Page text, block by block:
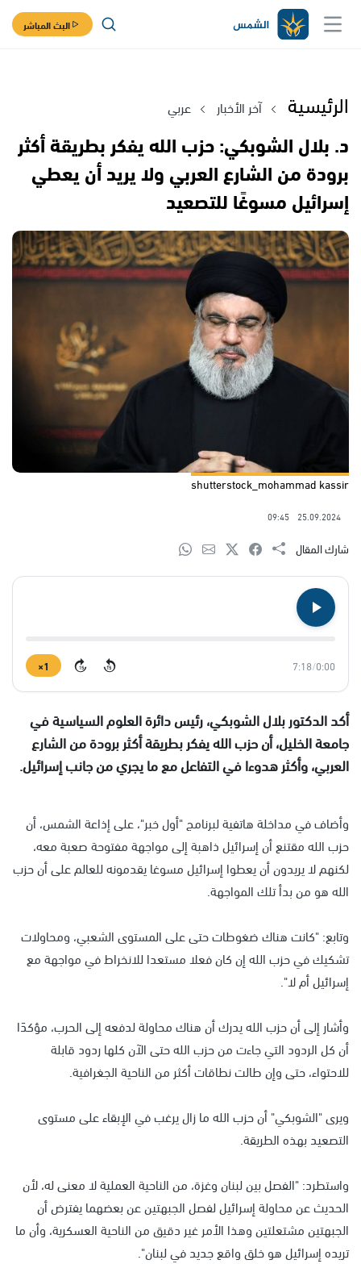
البث المباشر
الرئيسية آخر الأخبار عربي
د. بلال الشوبكي: حزب الله يفكر بطريقة أكثر
برودة من الشارع العربي ولا يريد أن يعطي
إسرائيل مسوغًا للتصعيد
shutterstock_mohammad kassir
25.09.2024
09:45
شارك المقال
0:00
/
7:18
15
15
1×
أكد الدكتور بلال الشوبكي، رئيس دائرة العلوم السياسية في
جامعة الخليل، أن حزب الله يفكر بطريقة أكثر برودة من الشارع
العربي، وأكثر هدوءا في التفاعل مع ما يجري من جانب إسرائيل.
وأضاف في مداخلة هاتفية لبرنامج "أول خبر"، على إذاعة الشمس، أن
حزب الله مقتنع أن إسرائيل ذاهبة إلى مواجهة مفتوحة صعبة معه،
لكنهم لا يريدون أن يعطوا إسرائيل مسوغا يقدمونه للعالم على أن حزب
الله هو من بدأ تلك المواجهة.
وتابع: "كانت هناك ضغوطات حتى على المستوى الشعبي، ومحاولات
تشكيك في حزب الله إن كان فعلا مستعدا للانخراط في مواجهة مع
إسرائيل أم لا".
وأشار إلى أن حزب الله يدرك أن هناك محاولة لدفعه إلى الحرب، مؤكدَا
أن كل الردود التي جاءت من حزب الله حتى الآن كلها ردود قابلة
للاحتواء، حتى وإن طالت نطاقات أكثر من الناحية الجغرافية.
ويرى "الشوبكي" أن حزب الله ما زال يرغب في الإبقاء على مستوى
التصعيد بهذه الطريقة.
واستطرد: "الفصل بين لبنان وغزة، من الناحية العملية لا معنى له، لأن
الحديث عن محاولة إسرائيل لفصل الجبهتين عن بعضهما يفترض أن
الجبهتين مشتعلتين وهذا الأمر غير دقيق من الناحية العسكرية، وأن ما
تريده إسرائيل هو خلق واقع جديد في لبنان".